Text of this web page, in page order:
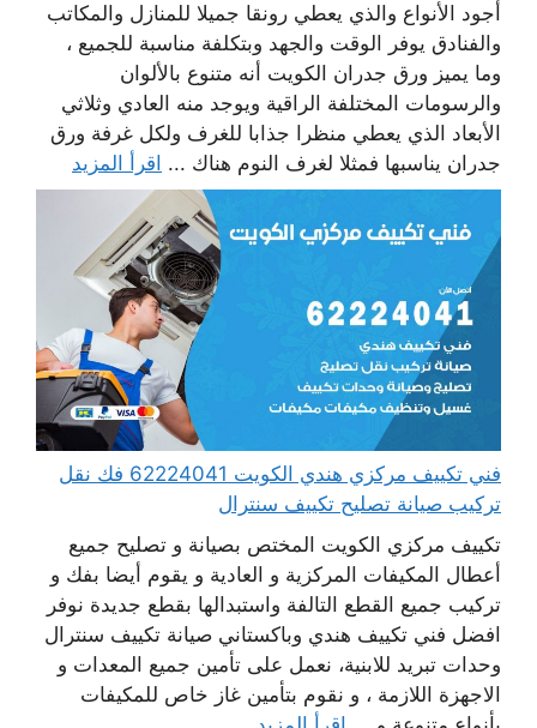
أجود الأنواع والذي يعطي رونقا جميلا للمنازل والمكاتب
والفنادق يوفر الوقت والجهد وبتكلفة مناسبة للجميع ،
وما يميز ورق جدران الكويت أنه متنوع بالألوان
والرسومات المختلفة الراقية ويوجد منه العادي وثلاثي
الأبعاد الذي يعطي منظرا جذابا للغرف ولكل غرفة ورق
جدران يناسبها فمثلا لغرف النوم هناك ... اقرأ المزيد
فني تكييف مركزي هندي الكويت 62224041 فك نقل
تركيب صيانة تصليح تكييف سنترال
تكييف مركزي الكويت المختص بصيانة و تصليح جميع
أعطال المكيفات المركزية و العادية و يقوم أيضا بفك و
تركيب جميع القطع التالفة واستبدالها بقطع جديدة نوفر
افضل فني تكييف هندي وباكستاني صيانة تكييف سنترال
وحدات تبريد للابنية، نعمل على تأمين جميع المعدات و
الاجهزة اللازمة ، و نقوم بتأمين غاز خاص للمكيفات